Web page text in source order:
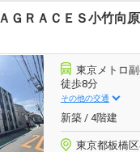
ＡＧＲＡＣＥＳ小竹向
東京メトロ
徒歩8分
その他の交通
新築 / 4階建
東京都板橋